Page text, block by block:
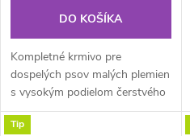
DO KOŠÍKA
Kompletné krmivo pre
dospelých psov malých plemien
s vysokým podielom čerstvého
kuracieho mäsa a ryže. Vhodné
od 6 mesiacov do 7 rokov.
Tip